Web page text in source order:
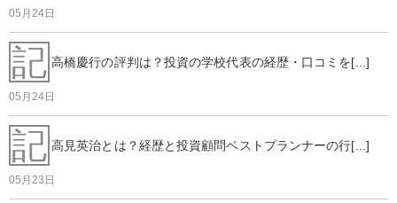
05月24日
記 高橋慶行の評判は？投資の学校代表の経歴・口コミを[...]
05月24日
記 高見英治とは？経歴と投資顧問ベストプランナーの行[...]
05月23日